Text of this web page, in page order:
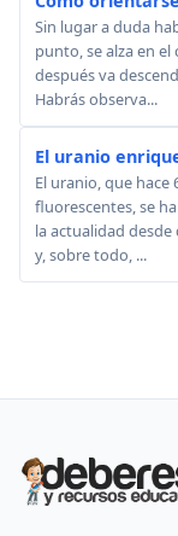
Sin lugar a duda
punto, se alza en
después va
Habrás observa...
El uranio
El uranio, que hace
fluorescentes, se
la actualidad
y, sobre todo, ...